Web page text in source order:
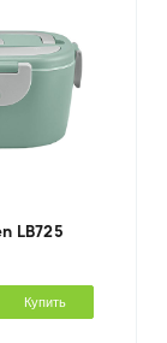
LB725
Купить